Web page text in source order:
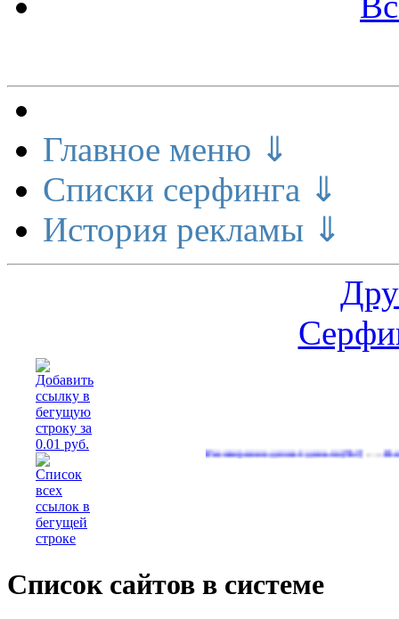
Главное меню ⇓
Списки серфинга ⇓
История рекламы ⇓
Расширение делает деньги(567)…Реальный
Список сайтов в системе